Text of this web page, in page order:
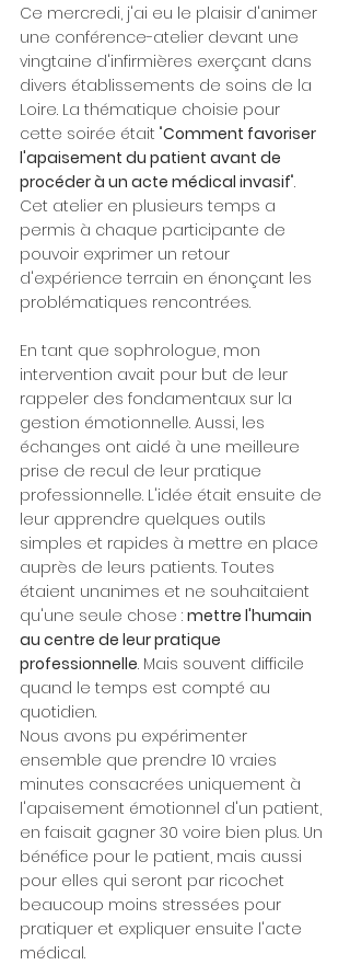
Ce mercredi, j'ai eu le plaisir d'animer
une conférence-atelier devant une
vingtaine d'infirmières exerçant dans
divers établissements de soins de la
Loire. La thématique choisie pour
cette soirée était "Comment favoriser
l'apaisement du patient avant de
procéder à un acte médical invasif".
Cet atelier en plusieurs temps a
permis à chaque participante de
pouvoir exprimer un retour
d'expérience terrain en énonçant les
problématiques rencontrées.
En tant que sophrologue, mon
intervention avait pour but de leur
rappeler des fondamentaux sur la
gestion émotionnelle. Aussi, les
échanges ont aidé à une meilleure
prise de recul de leur pratique
professionnelle. L'idée était ensuite de
leur apprendre quelques outils
simples et rapides à mettre en place
auprès de leurs patients. Toutes
étaient unanimes et ne souhaitaient
qu'une seule chose : mettre l'humain
au centre de leur pratique
professionnelle. Mais souvent difficile
quand le temps est compté au
quotidien.
Nous avons pu expérimenter
ensemble que prendre 10 vraies
minutes consacrées uniquement à
l'apaisement émotionnel d'un patient,
en faisait gagner 30 voire bien plus. Un
bénéfice pour le patient, mais aussi
pour elles qui seront par ricochet
beaucoup moins stressées pour
pratiquer et expliquer ensuite l'acte
médical.